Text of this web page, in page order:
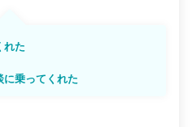
れた
に乗ってくれた